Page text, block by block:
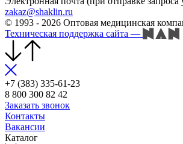
zakaz@shaklin.ru
© 1993 - 2026 Оптовая медицинская
Техническая поддержка сайта —
+7 (383) 335-61-23
8 800 300 82 42
Заказать звонок
Контакты
Вакансии
Каталог